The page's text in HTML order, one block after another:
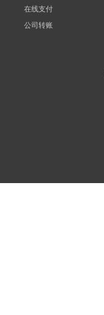
在线支付
公司转账